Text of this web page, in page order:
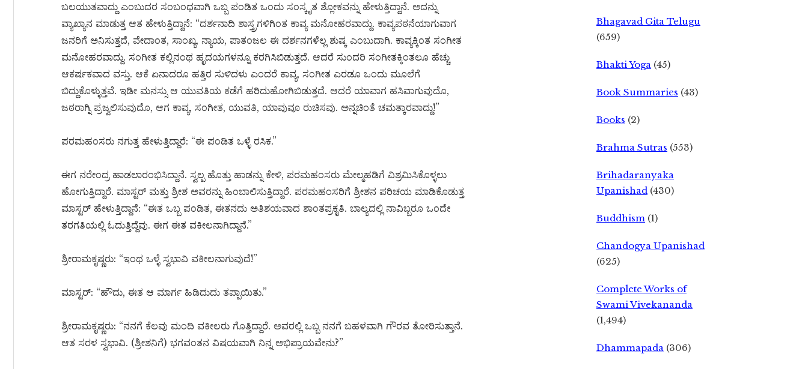
ಬಲಯುತವಾದ್ದು ಎಂಬುದರ ಸಂಬಂಧವಾಗಿ ಒಬ್ಬ ಪಂಡಿತ ಒಂದು ಸಂಸ್ಕೃತ ಶ್ಲೋಕವನ್ನು ಹೇಳುತ್ತಿದ್ದಾನೆ. ಅದನ್ನು
ವ್ಯಾಖ್ಯಾನ ಮಾಡುತ್ತ ಆತ ಹೇಳುತ್ತಿದ್ದಾನೆ: “ದರ್ಶನಾದಿ ಶಾಸ್ತ್ರಗಳಿಗಿಂತ ಕಾವ್ಯ ಮನೋಹರವಾದ್ದು. ಕಾವ್ಯಪಠನೆಯಾಗುವಾಗ
ಜನರಿಗೆ ಅನಿಸುತ್ತದೆ, ವೇದಾಂತ, ಸಾಂಖ್ಯ, ನ್ಯಾಯ, ಪಾತಂಜಲ ಈ ದರ್ಶನಗಳೆಲ್ಲ ಶುಷ್ಕ ಎಂಬುದಾಗಿ. ಕಾವ್ಯಕ್ಕಿಂತ ಸಂಗೀತ
ಮನೋಹರವಾದ್ದು. ಸಂಗೀತ ಕಲ್ಲಿನಂಥ ಹೃದಯಗಳನ್ನೂ ಕರಗಿಸಿಬಿಡುತ್ತದೆ. ಆದರೆ ಸುಂದರಿ ಸಂಗೀತಕ್ಕಿಂತಲೂ ಹೆಚ್ಚು
ಆಕರ್ಷಕವಾದ ವಸ್ತು. ಆಕೆ ಏನಾದರೂ ಹತ್ತಿರ ಸುಳಿದಳು ಎಂದರೆ ಕಾವ್ಯ, ಸಂಗೀತ ಎರಡೂ ಒಂದು ಮೂಲೆಗೆ
ಬಿದ್ದುಕೊಳ್ಳುತ್ತವೆ. ಇಡೀ ಮನಸ್ಸು ಆ ಯುವತಿಯ ಕಡೆಗೆ ಹರಿದುಹೋಗಿಬಿಡುತ್ತದೆ. ಆದರೆ ಯಾವಾಗ ಹಸಿವಾಗುವುದೊ,
ಜಠರಾಗ್ನಿ ಪ್ರಜ್ವಲಿಸುವುದೊ, ಆಗ ಕಾವ್ಯ, ಸಂಗೀತ, ಯುವತಿ, ಯಾವುವೂ ರುಚಿಸವು. ಅನ್ನಚಿಂತೆ ಚಮತ್ಕಾರವಾದ್ದು!”
ಪರಮಹಂಸರು ನಗುತ್ತ ಹೇಳುತ್ತಿದ್ದಾರೆ: “ಈ ಪಂಡಿತ ಒಳ್ಳೆ ರಸಿಕ.”
ಈಗ ನರೇಂದ್ರ ಹಾಡಲಾರಂಭಿಸಿದ್ದಾನೆ. ಸ್ವಲ್ಪ ಹೊತ್ತು ಹಾಡನ್ನು ಕೇಳಿ, ಪರಮಹಂಸರು ಮೇಲ್ಮಹಡಿಗೆ ವಿಶ್ರಮಿಸಿಕೊಳ್ಳಲು
ಹೋಗುತ್ತಿದ್ದಾರೆ. ಮಾಸ್ಟರ್ ಮತ್ತು ಶ್ರೀಶ ಅವರನ್ನು ಹಿಂಬಾಲಿಸುತ್ತಿದ್ದಾರೆ. ಪರಮಹಂಸರಿಗೆ ಶ್ರೀಶನ ಪರಿಚಯ ಮಾಡಿಕೊಡುತ್ತ
ಮಾಸ್ಟರ್ ಹೇಳುತ್ತಿದ್ದಾನೆ: “ಈತ ಒಬ್ಬ ಪಂಡಿತ, ಈತನದು ಅತಿಶಯವಾದ ಶಾಂತಪ್ರಕೃತಿ. ಬಾಲ್ಯದಲ್ಲಿ ನಾವಿಬ್ಬರೂ ಒಂದೇ
ತರಗತಿಯಲ್ಲಿ ಓದುತ್ತಿದ್ದೆವು. ಈಗ ಈತ ವಕೀಲನಾಗಿದ್ದಾನೆ.”
ಶ್ರೀರಾಮಕೃಷ್ಣರು: “ಇಂಥ ಒಳ್ಳೆ ಸ್ವಭಾವಿ ವಕೀಲನಾಗುವುದೆ!”
ಮಾಸ್ಟರ್: “ಹೌದು, ಈತ ಆ ಮಾರ್ಗ ಹಿಡಿದುದು ತಪ್ಪಾಯಿತು.”
ಶ್ರೀರಾಮಕೃಷ್ಣರು: “ನನಗೆ ಕೆಲವು ಮಂದಿ ವಕೀಲರು ಗೊತ್ತಿದ್ದಾರೆ. ಅವರಲ್ಲಿ ಒಬ್ಬ ನನಗೆ ಬಹಳವಾಗಿ ಗೌರವ ತೋರಿಸುತ್ತಾನೆ.
ಆತ ಸರಳ ಸ್ವಭಾವಿ. (ಶ್ರೀಶನಿಗೆ) ಭಗವಂತನ ವಿಷಯವಾಗಿ ನಿನ್ನ ಅಭಿಪ್ರಾಯವೇನು?”
Bhagavad Gita Telugu
(659)
Bhakti Yoga (45)
Book Summaries (43)
Books (2)
Brahma Sutras (553)
Brihadaranyaka
Upanishad (430)
Buddhism (1)
Chandogya Upanishad
(625)
Complete Works of
Swami Vivekananda
(1,494)
Dhammapada (306)